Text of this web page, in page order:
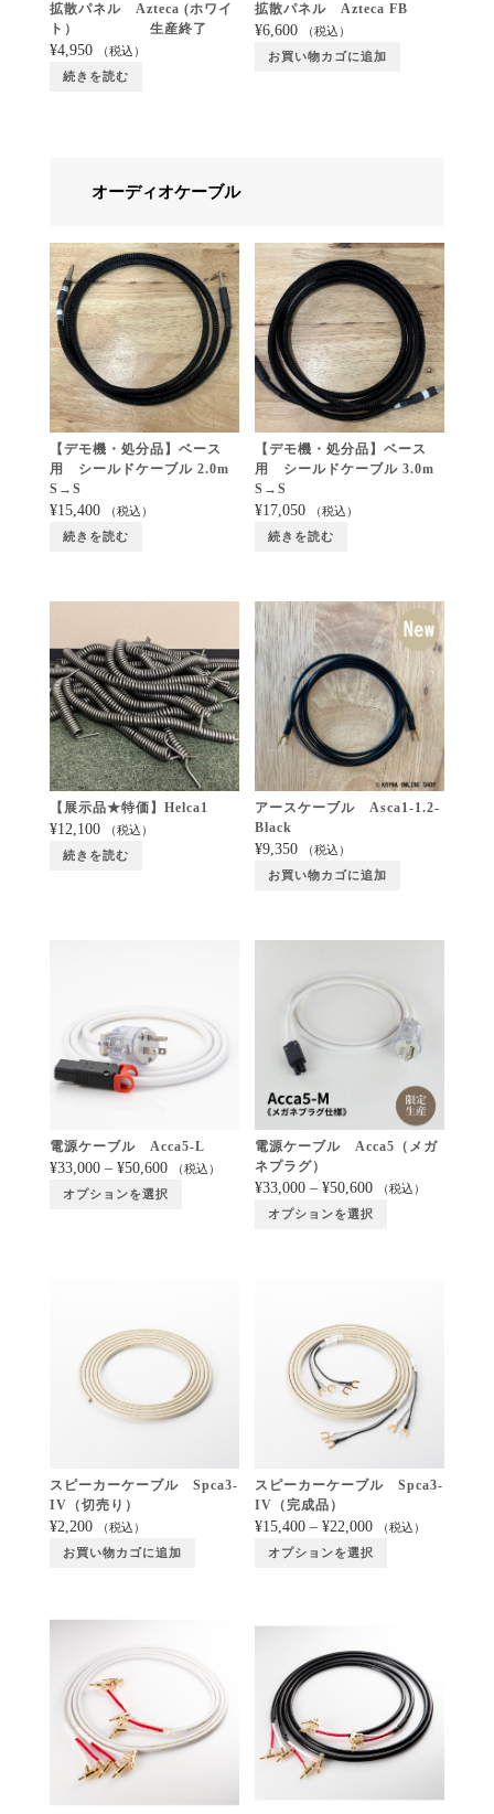
拡散パネル Azteca (ホワイ
ト） 生産終了
¥4,950 （税込）
続きを読む
拡散パネル Azteca FB
¥6,600 （税込）
お買い物カゴに追加
オーディオケーブル
【デモ機・処分品】ベース
用 シールドケーブル 2.0m
S→S
¥15,400 （税込）
続きを読む
【デモ機・処分品】ベース
用 シールドケーブル 3.0m
S→S
¥17,050 （税込）
続きを読む
【展示品★特価】Helca1
¥12,100 （税込）
続きを読む
アースケーブル Asca1-1.2-
Black
¥9,350 （税込）
お買い物カゴに追加
電源ケーブル Acca5-L
¥33,000– ¥50,600 （税込）
オプションを選択
電源ケーブル Acca5（メガ
ネプラグ）
¥33,000 –¥50,600 （税込）
オプションを選択
スピーカーケーブル Spca3-
IV（切売り）
¥2,200 （税込）
お買い物カゴに追加
スピーカーケーブル Spca3-
IV（完成品）
¥15,400 –¥22,000 （税込）
オプションを選択